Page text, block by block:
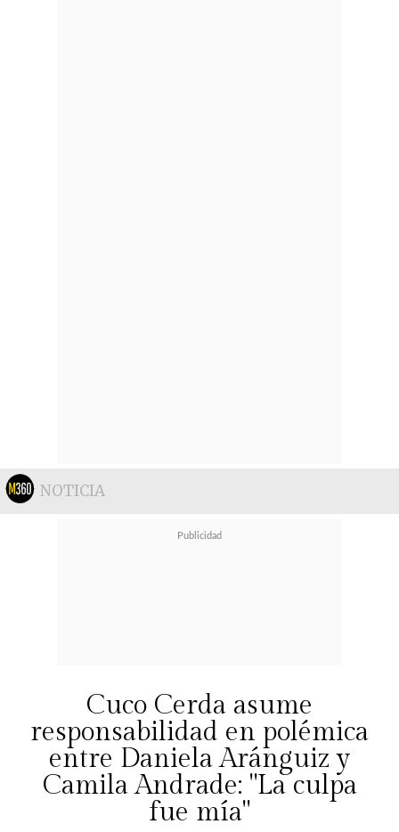
NOTICIA
Cuco Cerda asume
responsabilidad en polémica
entre Daniela Aránguiz y
Camila Andrade: "La culpa
fue mía"